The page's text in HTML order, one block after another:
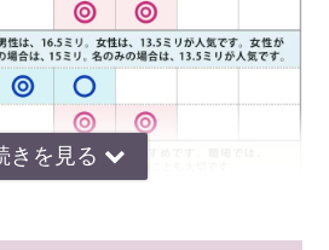
あればその心配もないため、印鑑として
トです。 さらにチタンは海水でも錆び
場合でも紛失さえしなければずっと使い
方法